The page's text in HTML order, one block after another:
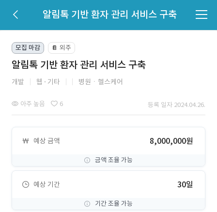
알림톡 기반 환자 관리 서비스 구축
모집 마감 📔 외주
알림톡 기반 환자 관리 서비스 구축
개발 웹 기타 병원ㆍ헬스케어
아주 높음 6 등록 일자 2024.04.26.
예상 금액 8,000,000원
금액 조율 가능
예상 기간 30일
기간 조율 가능